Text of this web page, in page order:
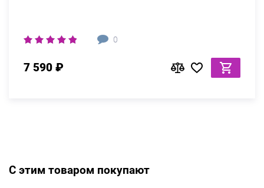
0
7 590 ₽
С этим товаром покупают